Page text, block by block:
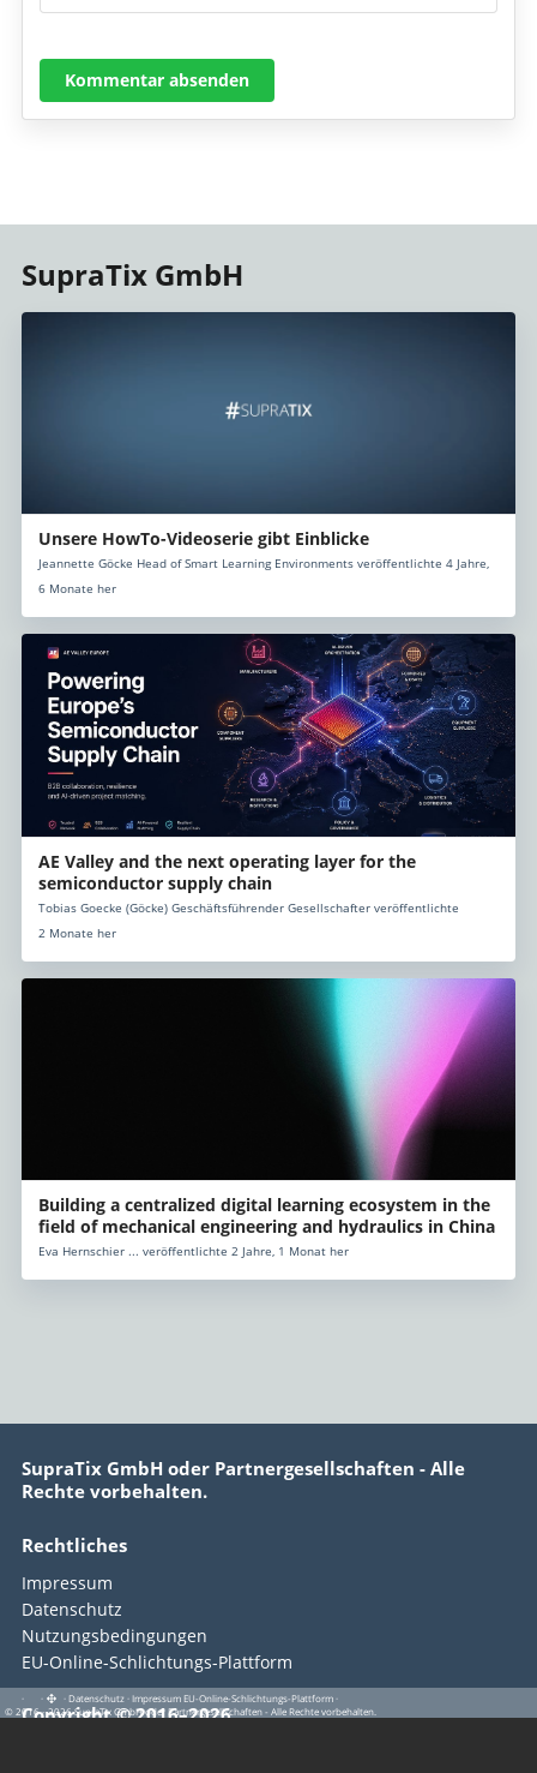
Kommentar absenden
SupraTix GmbH
Unsere HowTo-Videoserie gibt Einblicke
Jeannette Göcke Head of Smart Learning Environments veröffentlichte 4 Jahre,
6 Monate her
AE Valley and the next operating layer for the
semiconductor supply chain
Tobias Goecke (Göcke) Geschäftsführender Gesellschafter veröffentlichte
2 Monate her
Building a centralized digital learning ecosystem in the
field of mechanical engineering and hydraulics in China
Eva Hernschier ... veröffentlichte 2 Jahre, 1 Monat her
SupraTix GmbH oder Partnergesellschaften - Alle
Rechte vorbehalten.
Rechtliches
Impressum
Datenschutz
Nutzungsbedingungen
EU-Online-Schlichtungs-Plattform
Copyright © 2016–2026
· · ·Datenschutz·Impressum EU-Online-Schlichtungs-Plattform·
© 2016 - 2026 SupraTix GmbH oder Partnergesellschaften - Alle Rechte vorbehalten.